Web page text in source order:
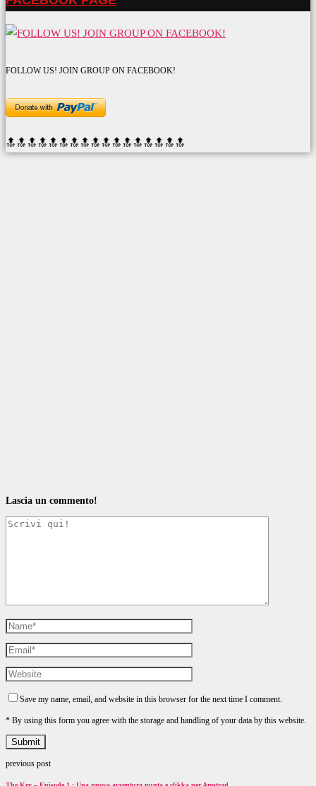
FOLLOW US! JOIN GROUP ON FACEBOOK!
🔝🔝🔝🔝🔝🔝 🔝🔝🔝🔝🔝🔝 🔝🔝🔝🔝🔝
Lascia un commento!
Save my name, email, and website in this browser for the next time I comment.
* By using this form you agree with the storage and handling of your data by this website.
previous post